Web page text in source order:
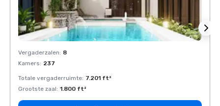
Vergaderzalen: 8
Kamers: 237
Totale vergaderruimte: 7.201 ft²
Grootste zaal: 1.800 ft²